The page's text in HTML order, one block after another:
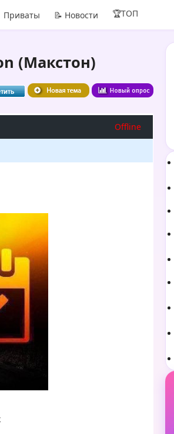
Приваты 📝 Новости 🏆ТОП
(Макстон)
Offline